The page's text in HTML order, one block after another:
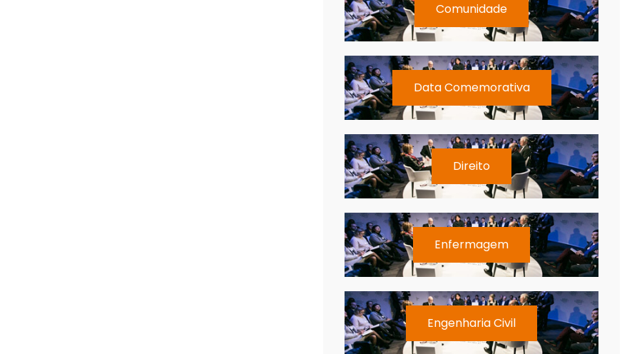
Comunidade
Data Comemorativa
Direito
Enfermagem
Engenharia Civil